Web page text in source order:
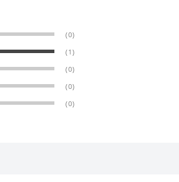
(0)
(1)
(0)
(0)
(0)